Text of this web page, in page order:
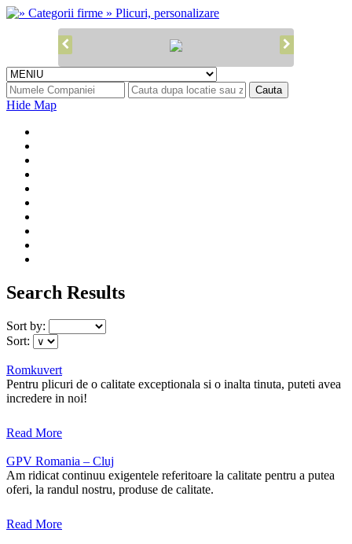
Hide Map
Search Results
Sort by:
Sort:
Romkuvert
Pentru plicuri de o calitate exceptionala si o inalta tinuta, puteti avea
incredere in noi!
Read More
GPV Romania – Cluj
Am ridicat continuu exigentele referitoare la calitate pentru a putea
oferi, la randul nostru, produse de calitate.
Read More